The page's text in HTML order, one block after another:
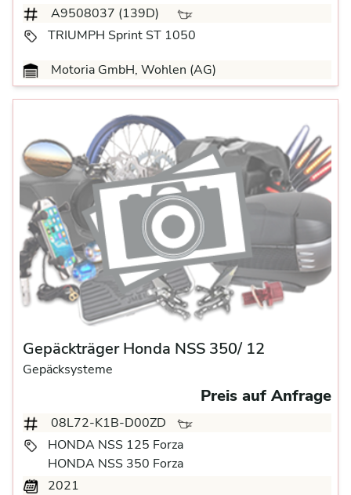
A9508037 (139D)
TRIUMPH Sprint ST 1050
Motoria GmbH, Wohlen (AG)
Gepäckträger Honda NSS 350/ 12
Gepäcksysteme
Preis auf Anfrage
08L72-K1B-D00ZD
HONDA NSS 125 Forza
HONDA NSS 350 Forza
2021